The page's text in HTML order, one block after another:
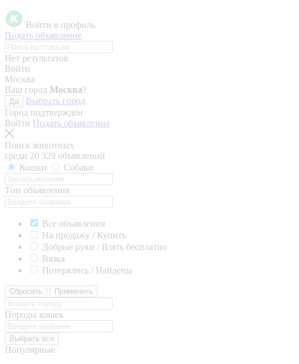
Войти в профиль
Подать объявление
Нет результатов
Войти
Москва
Ваш город Москва?
Да
Выбрать город
Город подтверждён
Войти Подать объявление
Поиск животных
среди 20 329 объявлений
Кошки
Собаки
Тип объявления
Все объявления
На продажу / Купить
Добрые руки / Взять бесплатно
Вязка
Потерялись / Найдены
Сбросить Применить
Породы кошек
Выбрать все
Популярные